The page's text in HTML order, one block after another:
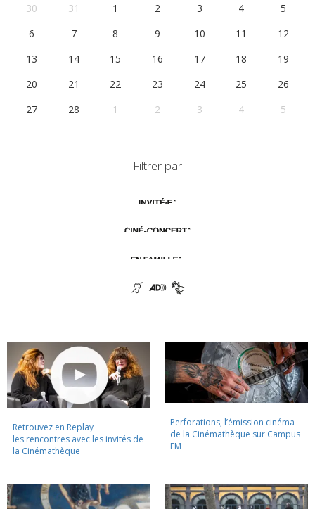
30
31 1 2 3 4
5
6
7 8 9 10 11
12
13
14 15 16 17 18
19
20
21 22 23 24 25
26
27
28 1 2 3 4 5
Filtrer par
Retrouvez en Replay
les rencontres avec les invités de
la Cinémathèque
Perforations, l’émission cinéma
de la Cinémathèque sur Campus
FM